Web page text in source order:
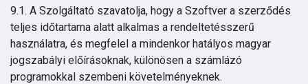
9.1. A Szolgáltató szavatolja, hogy a Szoftver a szerződés
teljes időtartama alatt alkalmas a rendeltetésszerű
használatra, és megfelel a mindenkor hatályos magyar
jogszabályi előírásoknak, különösen a számlázó
programokkal szembeni követelményeknek.